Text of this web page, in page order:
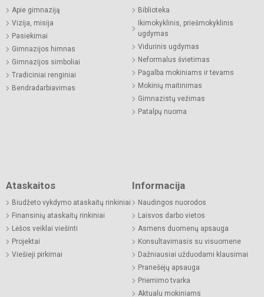
Apie gimnaziją
Vizija, misija
Pasiekimai
Gimnazijos himnas
Gimnazijos simboliai
Tradiciniai renginiai
Bendradarbiavimas
Biblioteka
Ikimokyklinis, priešmokyklinis
ugdymas
Vidurinis ugdymas
Neformalus švietimas
Pagalba mokiniams ir tėvams
Mokinių maitinimas
Gimnazistų vežimas
Patalpų nuoma
Ataskaitos
Biudžeto vykdymo ataskaitų rinkiniai
Finansinių ataskaitų rinkiniai
Lėšos veiklai viešinti
Projektai
Viešieji pirkimai
Informacija
Naudingos nuorodos
Laisvos darbo vietos
Asmens duomenų apsauga
Konsultavimasis su visuomene
Dažniausiai užduodami klausimai
Pranešėjų apsauga
Priėmimo tvarka
Aktualu mokiniams